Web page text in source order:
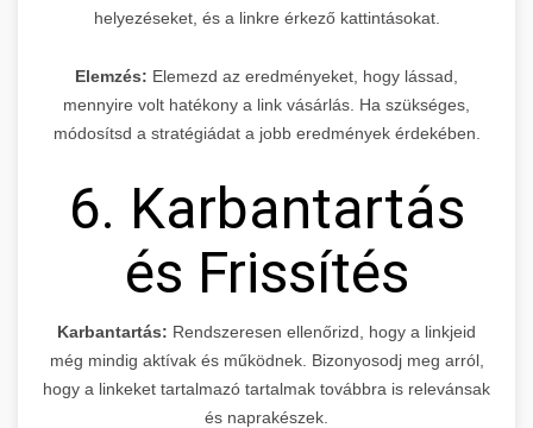
helyezéseket, és a linkre érkező kattintásokat.
Elemzés: Elemezd az eredményeket, hogy lássad,
mennyire volt hatékony a link vásárlás. Ha szükséges,
módosítsd a stratégiádat a jobb eredmények érdekében.
6. Karbantartás
és Frissítés
Karbantartás: Rendszeresen ellenőrizd, hogy a linkjeid
még mindig aktívak és működnek. Bizonyosodj meg arról,
hogy a linkeket tartalmazó tartalmak továbbra is relevánsak
és naprakészek.